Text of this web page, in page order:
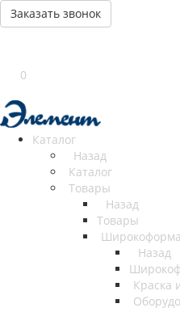
Заказать звонок
0
Каталог
Назад
Каталог
Товары
Назад
Товары
Назад
Краска